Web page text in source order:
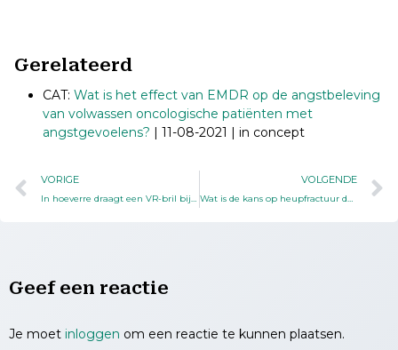
Gerelateerd
CAT: Wat is het effect van EMDR op de angstbeleving
van volwassen oncologische patiënten met
angstgevoelens? | 11-08-2021 | in concept
VORIGE VOLGENDE
Geef een reactie
Je moet inloggen om een reactie te kunnen plaatsen.